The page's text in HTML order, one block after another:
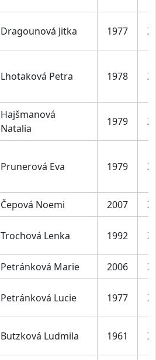
Dragounová Jitka 1977 Ž
Lhotaková Petra 1978 Ž
Hajšmanová
Natalia
1979 Ž
Prunerová Eva 1979 Ž
Čepová Noemi 2007 Ž
Trochová Lenka 1992 Ž
Petránková Marie 2006 Ž
Petránková Lucie 1977 Ž
Butzková Ludmila 1961 Ž